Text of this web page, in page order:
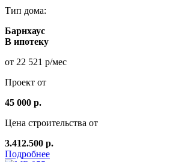
Тип дома:
Барнхаус
В ипотеку
от 22 521 р/мес
Проект от
45 000 р.
Цена строительства от
3.412.500 р.
Подробнее